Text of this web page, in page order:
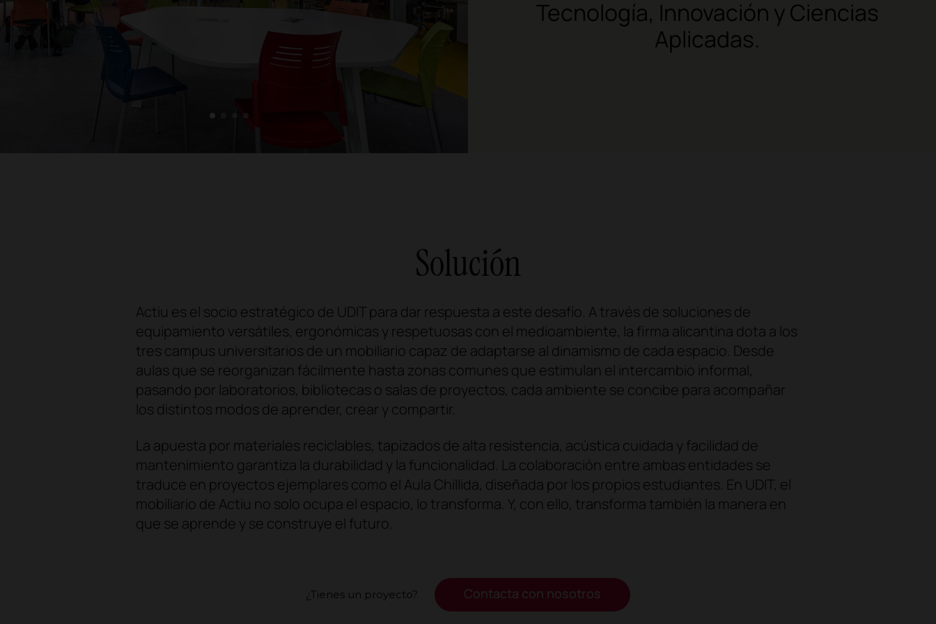
1
Tecnología, Innovación y Ciencias
Aplicadas.
Solución
Actiu es el socio estratégico de UDIT para dar respuesta a este desafío. A través de soluciones de
equipamiento versátiles, ergonómicas y respetuosas con el medioambiente, la firma alicantina dota a los
tres campus universitarios de un mobiliario capaz de adaptarse al dinamismo de cada espacio. Desde
aulas que se reorganizan fácilmente hasta zonas comunes que estimulan el intercambio informal,
pasando por laboratorios, bibliotecas o salas de proyectos, cada ambiente se concibe para acompañar
los distintos modos de aprender, crear y compartir.
La apuesta por materiales reciclables, tapizados de alta resistencia, acústica cuidada y facilidad de
mantenimiento garantiza la durabilidad y la funcionalidad. La colaboración entre ambas entidades se
traduce en proyectos ejemplares como el Aula Chillida, diseñada por los propios estudiantes. En UDIT, el
mobiliario de Actiu no solo ocupa el espacio, lo transforma. Y, con ello, transforma también la manera en
que se aprende y se construye el futuro.
¿Tienes un proyecto? Contacta con nosotros